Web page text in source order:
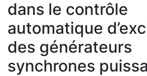
dans le contrôle
automatique
des générateurs
synchrones